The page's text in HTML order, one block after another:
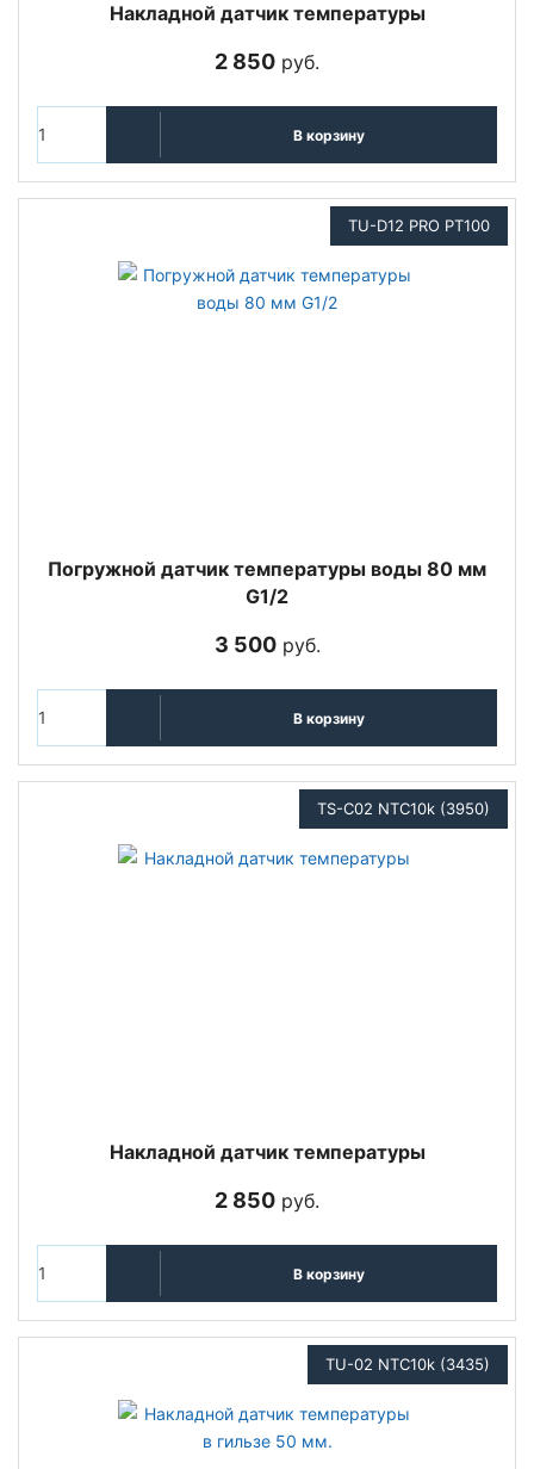
Накладной датчик температуры
2 850 руб.
В корзину
TU-D12 PRO PT100
Погружной датчик температуры воды 80 мм
G1/2
3 500руб.
В корзину
TS-C02 NTC10k (3950)
Накладной датчик температуры
2 850 руб.
В корзину
TU-02 NTC10k (3435)